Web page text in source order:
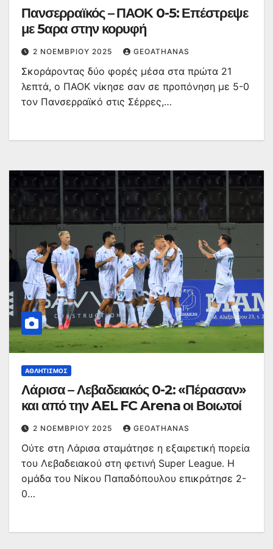
Πανσερραϊκός – ΠΑΟΚ 0-5: Επέστρεψε
με 5αρα στην κορυφή
2 ΝΟΕΜΒΡΊΟΥ 2025 GEOATHANAS
Σκοράροντας δύο φορές μέσα στα πρώτα 21
λεπτά, ο ΠΑΟΚ νίκησε σαν σε προπόνηση με 5-0
τον Πανσερραϊκό στις Σέρρες,…
ΑΘΛΗΤΙΣΜΌΣ
Λάρισα – Λεβαδειακός 0-2: «Πέρασαν»
και από την AEL FC Arena οι Βοιωτοί
2 ΝΟΕΜΒΡΊΟΥ 2025 GEOATHANAS
Ούτε στη Λάρισα σταμάτησε η εξαιρετική πορεία
του Λεβαδειακού στη φετινή Super League. Η
ομάδα του Νίκου Παπαδόπουλου επικράτησε 2-
0…